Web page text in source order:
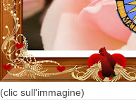
(clic sull'immagine)